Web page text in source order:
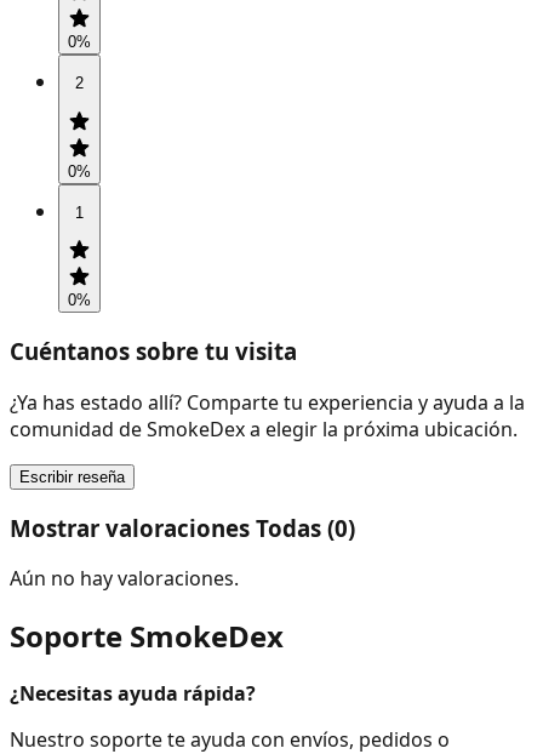
0%
2
0%
1
0%
Cuéntanos sobre tu visita
¿Ya has estado allí? Comparte tu experiencia y ayuda a la
comunidad de SmokeDex a elegir la próxima ubicación.
Escribir reseña
Mostrar valoraciones Todas (0)
Aún no hay valoraciones.
Soporte SmokeDex
¿Necesitas ayuda rápida?
Nuestro soporte te ayuda con envíos, pedidos o